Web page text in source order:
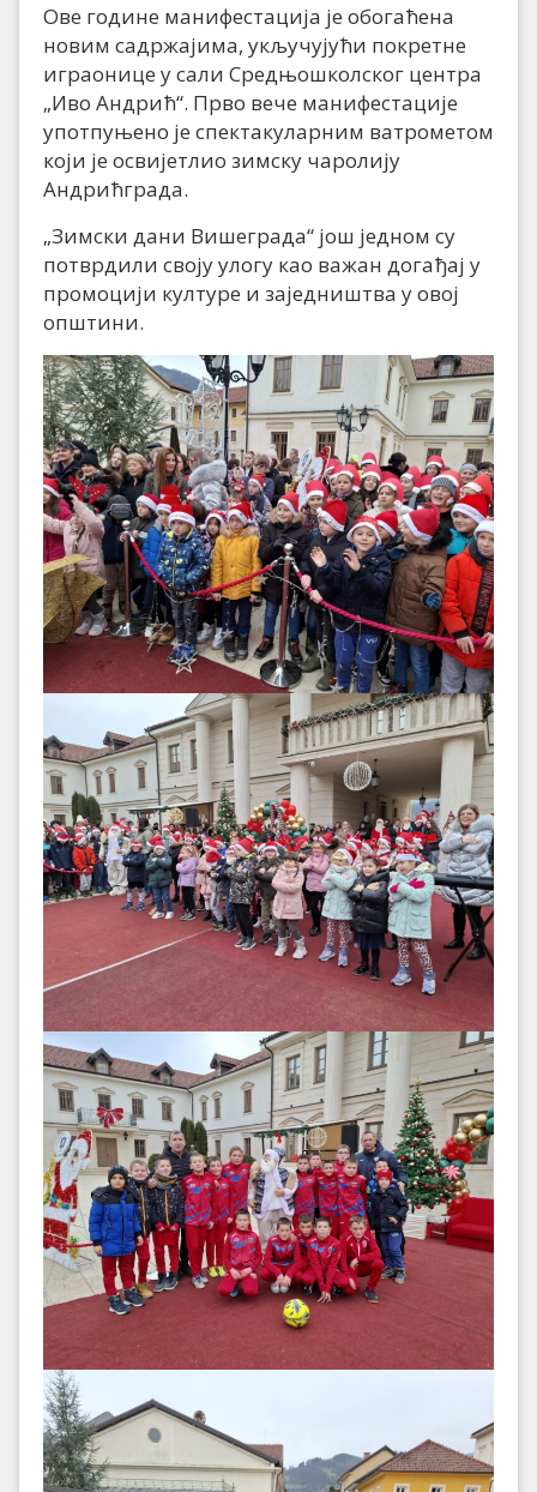
Ове године манифестација је обогаћена
новим садржајима, укључујући покретне
играонице у сали Средњошколског центра
„Иво Андрић“. Прво вече манифестације
употпуњено је спектакуларним ватрометом
који је освијетлио зимску чаролију
Андрићграда.
„Зимски дани Вишеграда“ још једном су
потврдили своју улогу као важан догађај у
промоцији културе и заједништва у овој
општини.